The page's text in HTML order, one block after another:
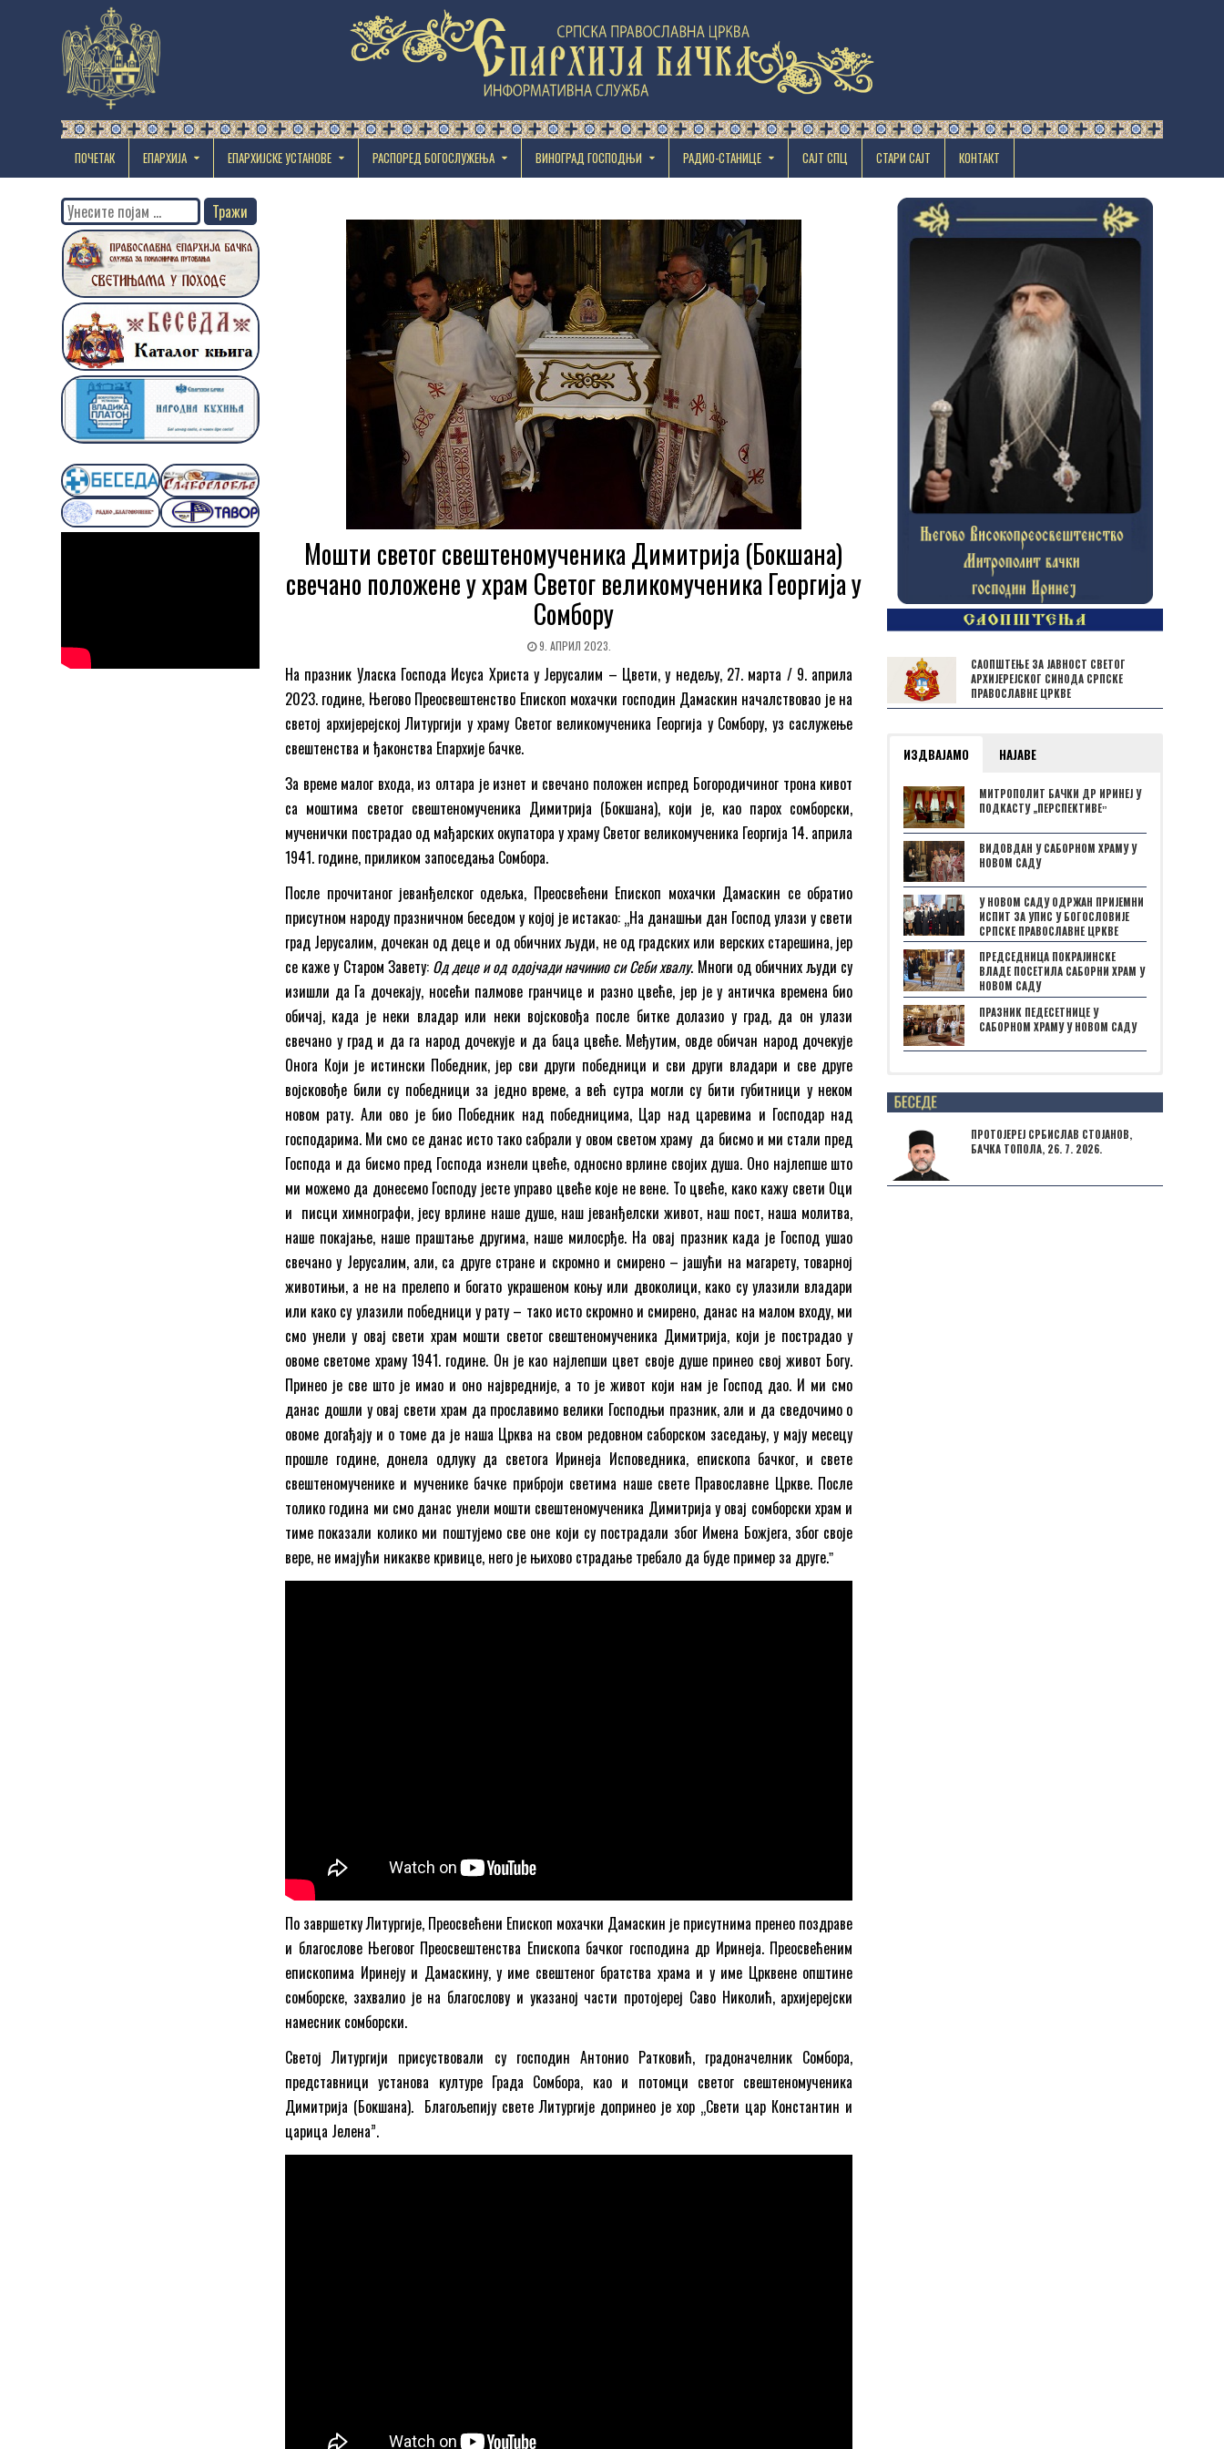
ПОЧЕТАК ЕПАРХИЈА EПАРХИЈСКЕ УСТАНОВЕ РАСПОРЕД БОГОСЛУЖЕЊА ВИНОГРАД ГОСПОДЊИ РАДИО-СТАНИЦЕ САЈТ СПЦ СТАРИ САЈТ КОНТАКТ
Мошти светог свештеномученика Димитрија (Бокшана)
свечано положене у храм Светог великомученика Георгија у
Сомбору
9. АПРИЛ 2023.
На празник Уласка Господа Исуса Христа у Јерусалим – Цвети, у недељу, 27. марта / 9. априла
2023. године, Његово Преосвештенство Епископ мохачки господин Дамаскин началствовао је на
светој архијерејској Литургији у храму Светог великомученика Георгија у Сомбору, уз саслужење
свештенства и ђаконства Епархије бачке.
За време малог входа, из олтара је изнет и свечано положен испред Богородичиног трона кивот
са моштима светог свештеномученика Димитрија (Бокшана), који је, као парох сомборски,
мученички пострадао од мађарских окупатора у храму Светог великомученика Георгија 14. априла
1941. године, приликом запоседања Сомбора.
После прочитаног јеванђелског одељка, Преосвећени Епископ мохачки Дамаскин се обратио
присутном народу празничном беседом у којој је истакао: „На данашњи дан Господ улази у свети
град Јерусалим, дочекан од деце и од обичних људи, не од градских или верских старешина, јер
се каже у Старом Завету: Од деце и од одојчади начинио си Себи хвалу. Многи од обичних људи су
изишли да Га дочекају, носећи палмове гранчице и разно цвеће, јер је у античка времена био
обичај, када је неки владар или неки војсковођа после битке долазио у град, да он улази
свечано у град и да га народ дочекује и да баца цвеће. Међутим, овде обичан народ дочекује
Онога Који је истински Победник, јер сви други победници и сви други владари и све друге
војсковође били су победници за једно време, а већ сутра могли су бити губитници у неком
новом рату. Али ово је био Победник над победницима, Цар над царевима и Господар над
господарима. Ми смо се данас исто тако сабрали у овом светом храму да бисмо и ми стали пред
Господа и да бисмо пред Господа изнели цвеће, односно врлине својих душа. Оно најлепше што
ми можемо да донесемо Господу јесте управо цвеће које не вене. То цвеће, како кажу свети Оци
и писци химнографи, јесу врлине наше душе, наш јеванђелски живот, наш пост, наша молитва,
наше покајање, наше праштање другима, наше милосрђе. На овај празник када је Господ ушао
свечано у Јерусалим, али, са друге стране и скромно и смирено – јашући на магарету, товарној
животињи, а не на прелепо и богато украшеном коњу или двоколици, како су улазили владари
или како су улазили победници у рату – тако исто скромно и смирено, данас на малом входу, ми
смо унели у овај свети храм мошти светог свештеномученика Димитрија, који је пострадао у
овоме светоме храму 1941. године. Он је као најлепши цвет своје душе принео свој живот Богу.
Принео је све што је имао и оно највредније, а то је живот који нам је Господ дао. И ми смо
данас дошли у овај свети храм да прославимо велики Господњи празник, али и да сведочимо о
овоме догађају и о томе да је наша Црква на свом редовном саборском заседању, у мају месецу
прошле године, донела одлуку да светога Иринеја Исповедника, епископа бачког, и свете
свештеномученике и мученике бачке приброји светима наше свете Православне Цркве. После
толико година ми смо данас унели мошти свештеномученика Димитрија у овај сомборски храм и
тиме показали колико ми поштујемо све оне који су пострадали због Имена Божјега, због своје
вере, не имајући никакве кривице, него је њихово страдање требало да буде пример за друге.ˮ
По завршетку Литургије, Преосвећени Епископ мохачки Дамаскин је присутнима пренео поздраве
и благослове Његовог Преосвештенства Епископа бачког господина др Иринеја. Преосвећеним
епископима Иринеју и Дамаскину, у име свештеног братства храма и у име Црквене општине
сомборске, захвалио је на благослову и указаној части протојереј Саво Николић, архијерејски
намесник сомборски.
Светој Литургији присуствовали су господин Антонио Ратковић, градоначелник Сомбора,
представници установа културе Града Сомбора, као и потомци светог свештеномученика
Димитрија (Бокшана). Благољепију свете Литургије допринео је хор „Свети цар Константин и
царица Јелена”.
Search
for:
САОПШТЕЊЕ ЗА ЈАВНОСТ СВЕТОГ
АРХИЈЕРЕЈСКОГ СИНОДА СРПСКЕ
ПРАВОСЛАВНЕ ЦРКВЕ
ИЗДВАЈАМО НАЈАВЕ
МИТРОПОЛИТ БАЧКИ ДР ИРИНЕЈ У
ПОДКАСТУ „ПЕРСПЕКТИВЕˮ
ВИДОВДАН У САБОРНОМ ХРАМУ У
НОВОМ САДУ
У НОВОМ САДУ ОДРЖАН ПРИЈЕМНИ
ИСПИТ ЗА УПИС У БОГОСЛОВИЈЕ
СРПСКЕ ПРАВОСЛАВНЕ ЦРКВЕ
ПРЕДСЕДНИЦА ПОКРАЈИНСКЕ
ВЛАДЕ ПОСЕТИЛА САБОРНИ ХРАМ У
НОВОМ САДУ
ПРАЗНИК ПЕДЕСЕТНИЦЕ У
САБОРНОМ ХРАМУ У НОВОМ САДУ
Posts not found
ПРОТОЈЕРЕЈ СРБИСЛАВ СТОЈАНОВ,
БАЧКА ТОПОЛА, 26. 7. 2026.